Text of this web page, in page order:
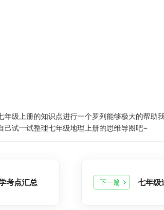
级上册的知识点进行一个罗列能够极大的帮助
试一试整理七年级地理上册的思维导图吧~
考点汇总 下一篇